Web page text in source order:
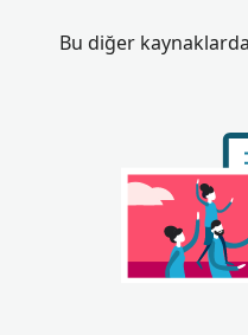
Bu diğer